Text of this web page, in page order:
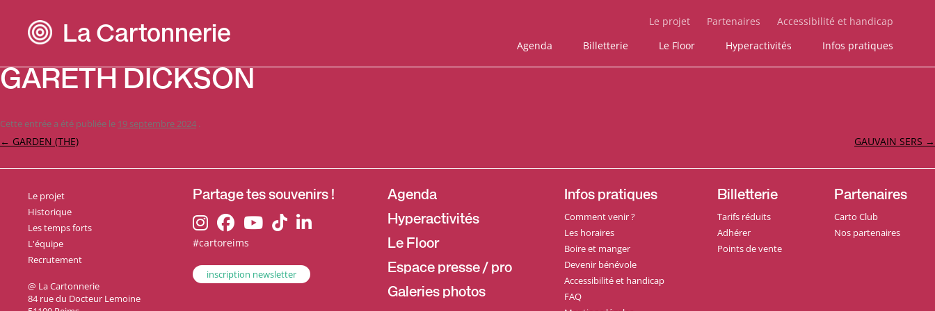
La Cartonnerie
Le projet Partenaires
Accessibilité et handicap
Agenda
Billetterie Le Floor Hyperactivités Infos pratiques
GARETH DICKSON
Cette entrée a été publiée le 19 septembre 2024 .
Navigation
← GARDEN (THE) GAUVAIN SERS →
Le projet
Historique
Les temps forts
L'équipe
Recrutement
@ La Cartonnerie
84 rue du Docteur Lemoine
Partage tes souvenirs !
#cartoreims
inscription newsletter
Agenda
Hyperactivités
Le Floor
Espace presse / pro
Galeries photos
Infos pratiques
Comment venir ?
Les horaires
Boire et manger
Devenir bénévole
Accessibilité et handicap
FAQ
Billetterie
Tarifs réduits
Adhérer
Points de vente
Partenaires
Carto Club
Nos partenaires